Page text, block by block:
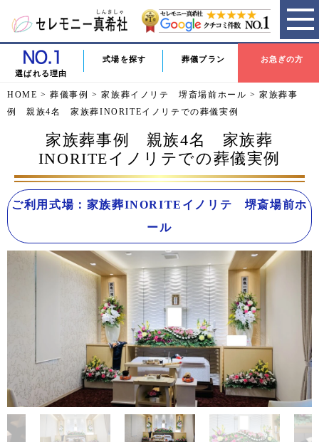
選ばれる理由
式場を探す 葬儀プラン お急ぎの方
HOME >葬儀事例 >家族葬イノリテ 堺斎場前ホール >家族葬事
例 親族4名 家族葬INORITEイノリテでの葬儀実例
家族葬事例 親族4名 家族葬
INORITEイノリテでの葬儀実例
ご利用式場：家族葬INORITEイノリテ 堺斎場前ホ
ール